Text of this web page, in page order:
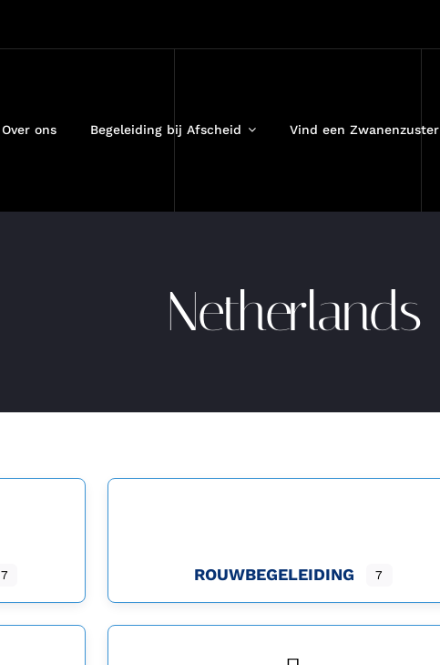
Over ons Begeleiding bij Afscheid Vind een Zwanenzuster
Netherlands
7 ROUWBEGELEIDING 7